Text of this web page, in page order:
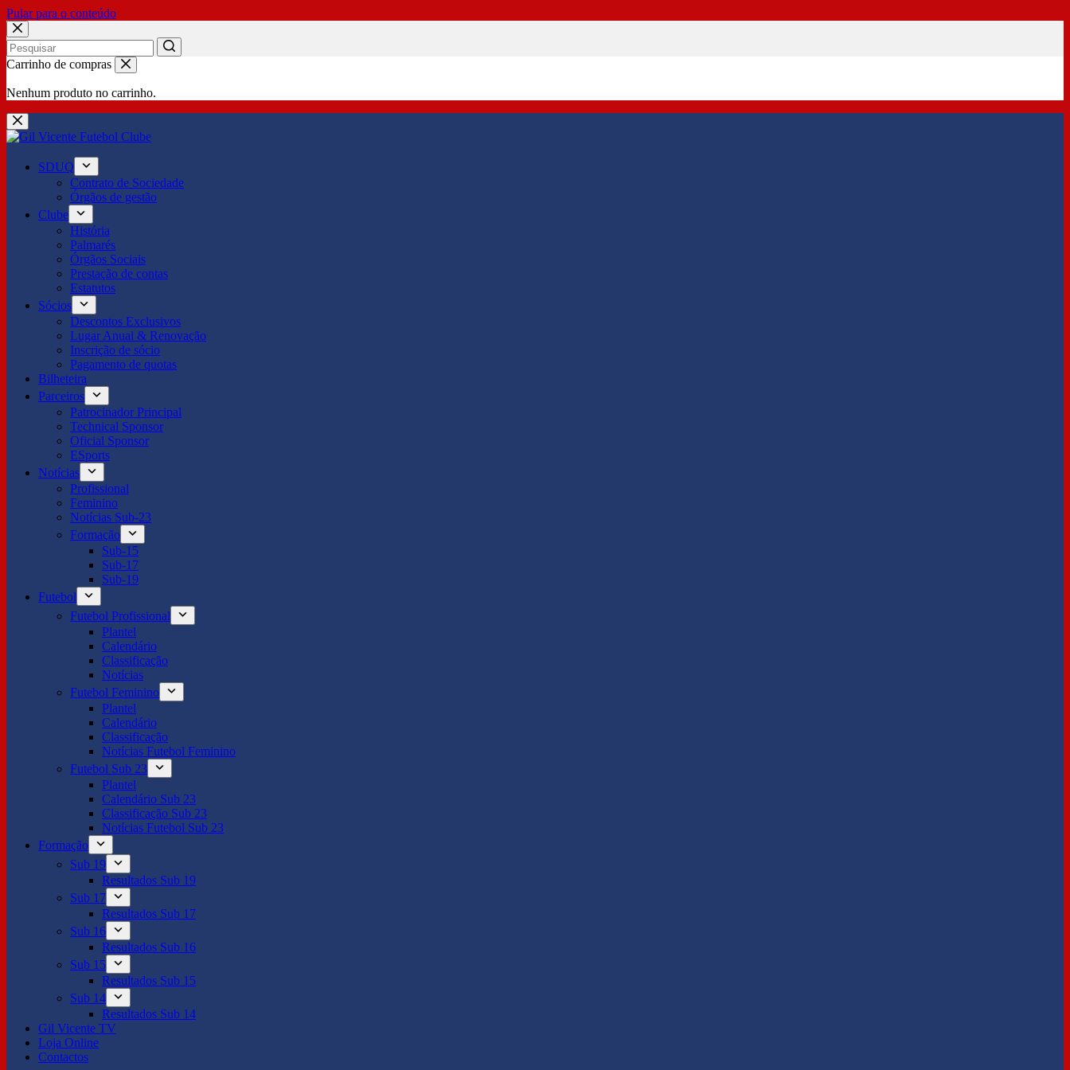
Pular para o conteúdo
No
Carrinho de compras
Nenhum produto no carrinho.
SDUQ
Contrato de Sociedade
Órgãos de gestão
Clube
História
Palmarés
Órgãos Sociais
Prestação de contas
Estatutos
Sócios
Descontos Exclusivos
Lugar Anual & Renovação
Inscrição de sócio
Pagamento de quotas
Bilheteira
Parceiros
Patrocinador Principal
Technical Sponsor
Oficial Sponsor
ESports
Notícias
Profissional
Feminino
Notícias Sub-23
Formação
Sub-15
Sub-17
Sub-19
Futebol
Futebol Profissional
Plantel
Calendário
Classificação
Notícias
Futebol Feminino
Plantel
Calendário
Classificação
Notícias Futebol Feminino
Futebol Sub 23
Plantel
Calendário Sub 23
Classificação Sub 23
Notícias Futebol Sub 23
Formação
Sub 19
Resultados Sub 19
Sub 17
Resultados Sub 17
Sub 16
Resultados Sub 16
Sub 15
Resultados Sub 15
Sub 14
Resultados Sub 14
Gil Vicente TV
Loja Online
Contactos